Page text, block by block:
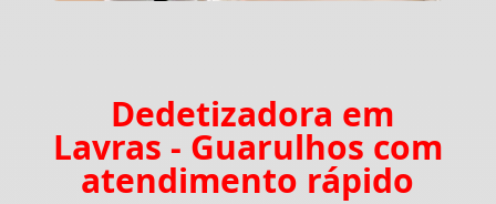
Dedetizadora em
Lavras - Guarulhos com
atendimento rápido